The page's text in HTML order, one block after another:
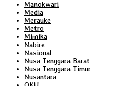
Manokwari
Media
Merauke
Metro
Mimika
Nabire
Nasional
Nusa Tenggara Barat
Nusa Tenggara Timur
Nusantara